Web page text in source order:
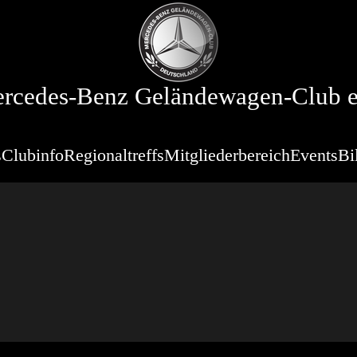
Benz Geländewagen-Club
ClubinfoRegionaltreffsMitgliederbereichEvents